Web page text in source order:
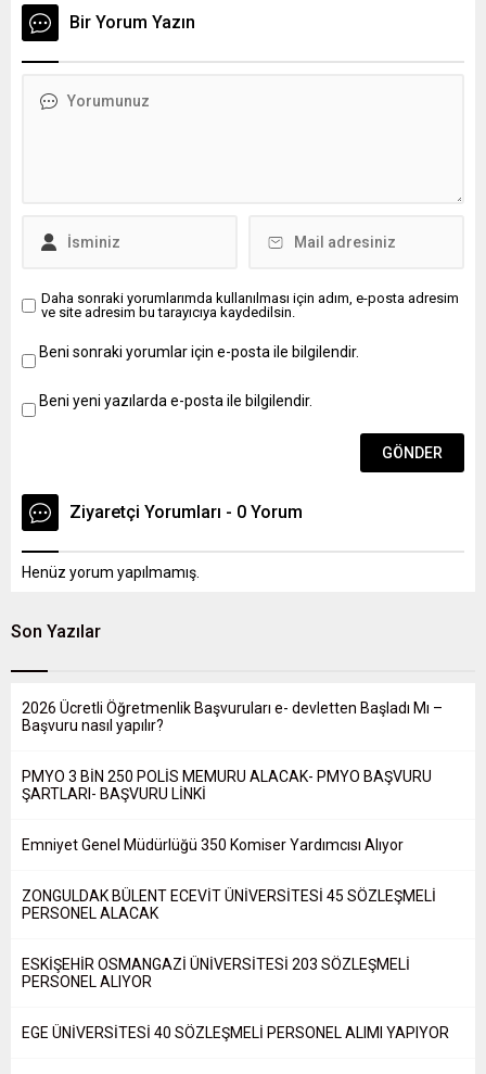
edecek. Sınav süreci devam
ederken ortaya çıkan kopya
geçirdi. Bakanlık, sosyal
Bir Yorum Yazın
Daha sonraki yorumlarımda kullanılması için adım, e-posta adresim
ve site adresim bu tarayıcıya kaydedilsin.
Beni sonraki yorumlar için e-posta ile bilgilendir.
Beni yeni yazılarda e-posta ile bilgilendir.
Ziyaretçi Yorumları - 0 Yorum
Henüz yorum yapılmamış.
Son Yazılar
2026 Ücretli Öğretmenlik Başvuruları e- devletten Başladı Mı –
Başvuru nasıl yapılır?
PMYO 3 BİN 250 POLİS MEMURU ALACAK- PMYO BAŞVURU
ŞARTLARI- BAŞVURU LİNKİ
Emniyet Genel Müdürlüğü 350 Komiser Yardımcısı Alıyor
ZONGULDAK BÜLENT ECEVİT ÜNİVERSİTESİ 45 SÖZLEŞMELİ
PERSONEL ALACAK
ESKİŞEHİR OSMANGAZİ ÜNİVERSİTESİ 203 SÖZLEŞMELİ
PERSONEL ALIYOR
EGE ÜNİVERSİTESİ 40 SÖZLEŞMELİ PERSONEL ALIMI YAPIYOR